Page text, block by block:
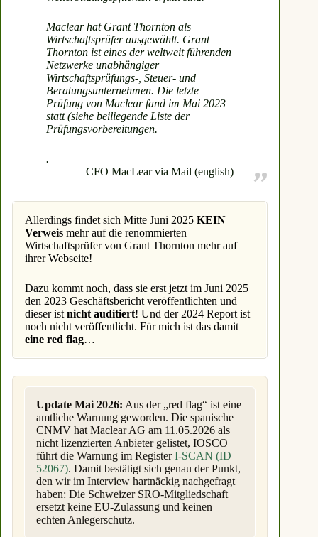
Reglementen einzuhalten.
Dies verbietet jede unbewilligte
(rechtswidrige) Tätigkeit, insbesondere
die Ausübung bewilligungspflichtiger
Tätigkeiten ohne entsprechende
Bewilligungen, aber auch sittenwidrige
Geschäftspraktiken (§ 4 Abs. 1 der
Statuten, siehe Beilage). Bei der
Aufnahme ihrer Mitglieder
den Anwärter gründlich
Mitglied die notwendigen
Sorgfaltspflichten zur Bekämpfung der
Das Mitglied wird auch in gesellschafts-
und wirtschaftsrechtlicher Hinsicht,
einschließlich der finanziellen
Verhältnisse, geprüft, die
werden, es müssen verantwortliche
Personen gemeldet werden, die – wie die
qualifizierten Aktionäre – der
Gewährsprüfung unterliegen, die
verantwortlichen Personen müssen
nachweisen, dass sie über die
notwendigen Fachkenntnisse verfügen, es
usw. Erst dann ist eine Aufnahme als
SRO-Mitglied möglich. Und somit kann
erst dann die operative Tätigkeit
aufgenommen werden (siehe beiliegendes
PolyReg-Aufnahmeformular mit Liste der
auszufüllenden Beilagen).
Die SROprüft laufend die Einhaltung
der Aufnahmebedingungen. Dies betrifft
einerseits die Einhaltung der GwG-
Prozesse sowie alle oben erwähnten
Elemente im Zusammenhang mit dem
Maclear hat Grant Thornton als
Wirtschaftsprüfer ausgewählt. Grant
Thornton ist eines der weltweit führenden
Netzwerke unabhängiger
Wirtschaftsprüfungs-, Steuer- und
Beratungsunternehmen. Die letzte
Prüfung von Maclear fand im Mai 2023
statt (siehe beiliegende Liste der
Prüfungsvorbereitungen.
.
CFO MacLear via Mail (english)
Allerdings findet sich Mitte Juni 2025 KEIN
Verweis mehr auf die renommierten
Wirtschaftsprüfer von Grant Thornton mehr auf
ihrer Webseite!
Dazu kommt noch, dass sie erst jetzt im Juni 2025
den 2023 Geschäftsbericht veröffentlichten und
dieser istnicht auditiert! Und der 2024 Report ist
noch nicht veröffentlicht. Für mich ist das damit
eine red flag…
Update Mai 2026: Aus der „red flag“ ist eine
amtliche Warnung geworden. Die spanische
CNMV hat Maclear AG am 11.05.2026 als
nicht lizenzierten Anbieter gelistet, IOSCO
führt die Warnung im RegisterI-SCAN (ID
52067). Damit bestätigt sich genau der Punkt,
den wir im Interview hartnäckig nachgefragt
haben: Die Schweizer SRO-Mitgliedschaft
ersetzt keine EU-Zulassung und keinen
echten Anlegerschutz.